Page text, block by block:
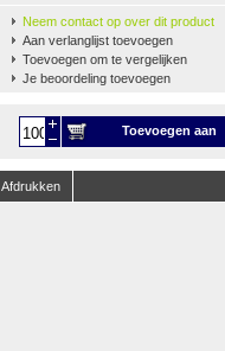
Neem contact op over dit product
Aan verlanglijst toevoegen
Toevoegen om te vergelijken
Je beoordeling toevoegen
Toevoegen aan
Afdrukken